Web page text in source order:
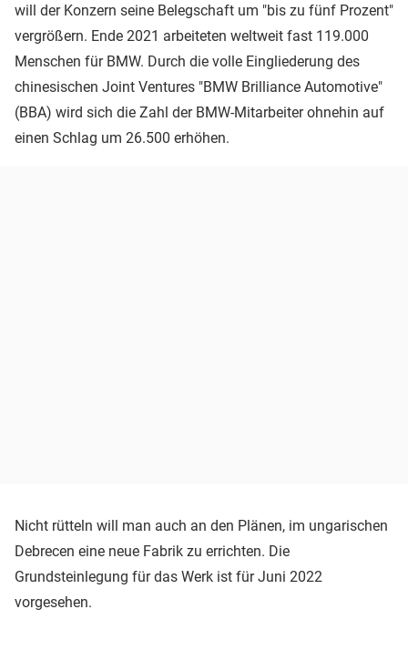
will der Konzern seine Belegschaft um "bis zu fünf Prozent"
vergrößern. Ende 2021 arbeiteten weltweit fast 119.000
Menschen für BMW. Durch die volle Eingliederung des
chinesischen Joint Ventures "BMW Brilliance Automotive"
(BBA) wird sich die Zahl der BMW-Mitarbeiter ohnehin auf
einen Schlag um 26.500 erhöhen.
Nicht rütteln will man auch an den Plänen, im ungarischen
Debrecen eine neue Fabrik zu errichten. Die
Grundsteinlegung für das Werk ist für Juni 2022
vorgesehen.